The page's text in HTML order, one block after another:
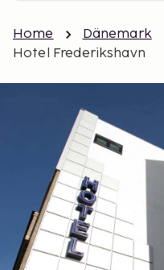
Home Dänemark
Hotel Frederikshavn